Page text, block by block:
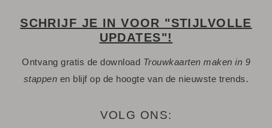
SCHRIJF JE IN VOOR "STIJLVOLLE
UPDATES"!
Ontvang gratis de download Trouwkaarten maken in 9
stappen en blijf op de hoogte van de nieuwste trends.
VOLG ONS: